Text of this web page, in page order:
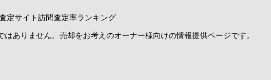
定サイト訪問査定率ランキング
ありません。売却をお考えのオーナー様向けの情報提供ページです。